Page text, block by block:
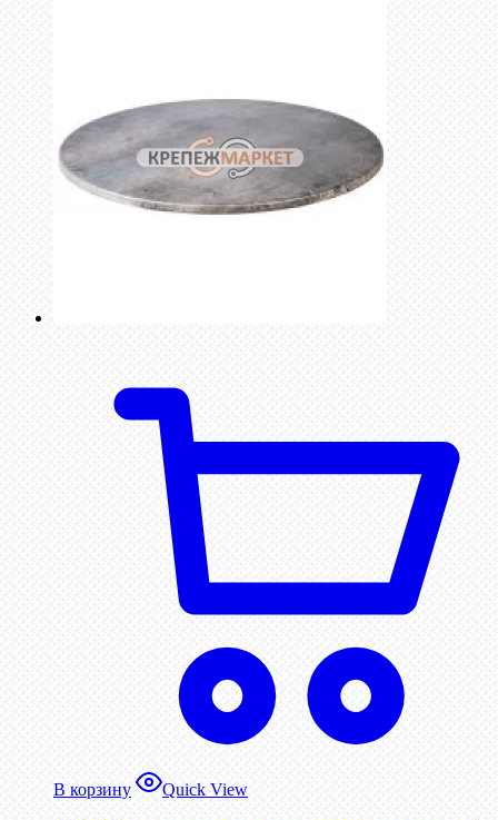
В корзину Quick View